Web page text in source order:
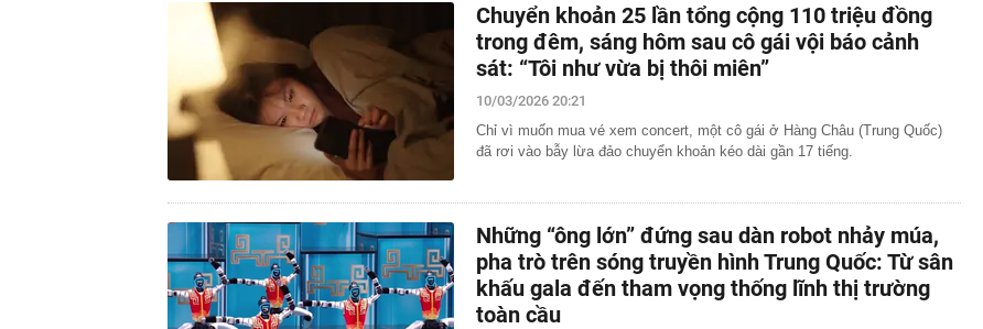
Chuyển khoản 25 lần tổng cộng 110 triệu đồng
trong đêm, sáng hôm sau cô gái vội báo cảnh
sát: “Tôi như vừa bị thôi miên”
10/03/2026 20:21
Chỉ vì muốn mua vé xem concert, một cô gái ở Hàng Châu (Trung Quốc)
đã rơi vào bẫy lừa đảo chuyển khoản kéo dài gần 17 tiếng.
Những “ông lớn” đứng sau dàn robot nhảy múa,
pha trò trên sóng truyền hình Trung Quốc: Từ sân
khấu gala đến tham vọng thống lĩnh thị trường
toàn cầu